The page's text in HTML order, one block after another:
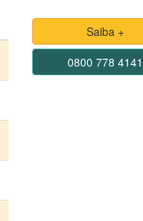
Saiba +
0800 778 4141